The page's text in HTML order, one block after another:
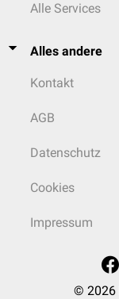
Alle Services
Alles andere
Kontakt
AGB
Datenschutz
Cookies
Impressum
© 2026